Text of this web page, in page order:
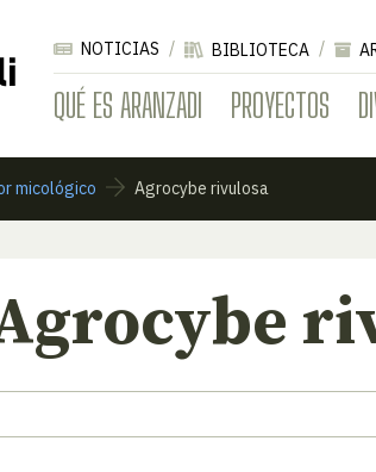
QUÉ ES ARANZADI PROYECTOS
NOTICIAS BIBLIOTECA
micológico Agrocybe rivulosa